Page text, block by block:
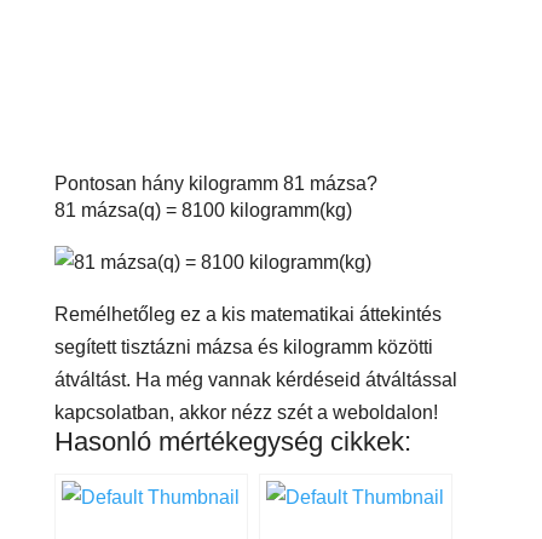
Pontosan hány kilogramm 81 mázsa?
81 mázsa(q) = 8100 kilogramm(kg)
Remélhetőleg ez a kis matematikai áttekintés
segített tisztázni mázsa és kilogramm közötti
átváltást. Ha még vannak kérdéseid átváltással
kapcsolatban, akkor nézz szét a weboldalon!
Hasonló mértékegység cikkek: